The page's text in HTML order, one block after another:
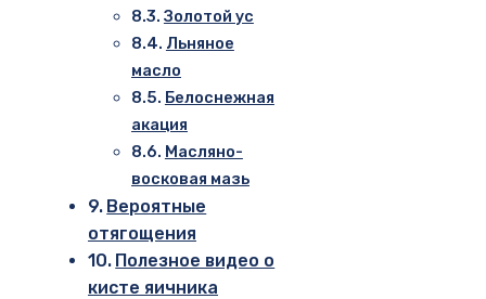
Золотой ус
Льняное
масло
Белоснежная
акация
Масляно-
восковая мазь
Вероятные
отягощения
Полезное видео о
кисте яичника